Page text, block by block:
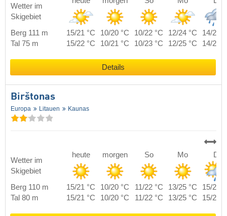
Wetter im
Skigebiet
Berg 111 m 15/21 °C 10/20 °C 10/22 °C 12/24 °C
14/21
Tal 75 m
15/22 °C 10/21 °C 10/23 °C 12/25 °C 14/22
Details
Birštonas
Europa Litauen Kaunas
Wetter im
Skigebiet
heute morgen So Mo Di
Berg 110 m 15/21 °C 10/20 °C 11/22 °C 13/25 °C
15/21
Tal 80 m
15/21 °C 10/20 °C 11/22 °C 13/25 °C 15/21